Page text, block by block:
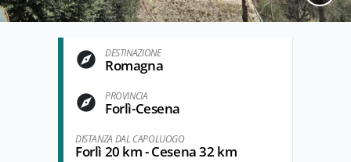
DESTINAZIONE
Romagna
PROVINCIA
Forlì-Cesena
DISTANZA DAL CAPOLUOGO
Forlì 20 km - Cesena 32 km